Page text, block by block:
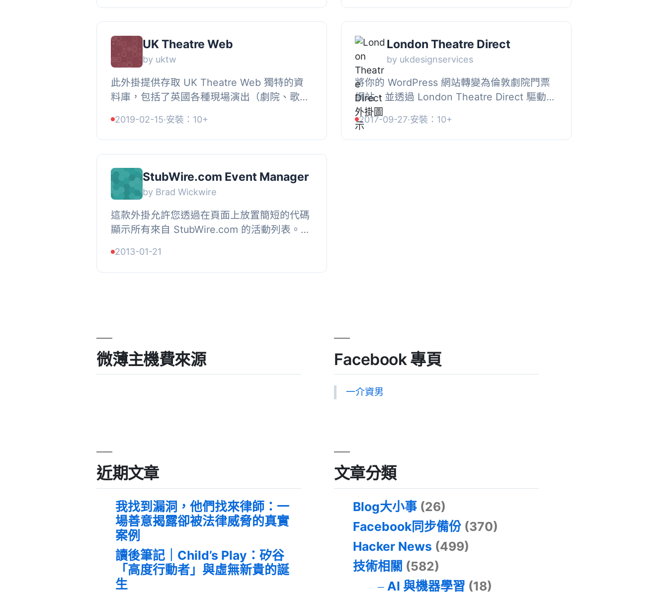
UK Theatre Web
by uktw
此外掛提供存取 UK Theatre Web 獨特的資
料庫，包括了英國各種現場演出（劇院、歌
資訊包含製作、演員和場地的詳細...
2019-02-15·安裝：10+
London Theatre Direct
by ukdesignservices
將你的 WordPress 網站轉變為倫敦劇院門票
網站，並透過 London Theatre Direct 驅動，
獲得佣金。, 該外掛可讓你快速從 London
Theatre Direct 匯入產品、場地...
2017-09-27·安裝：10+
StubWire.com Event Manager
by Brad Wickwire
這款外掛允許您透過在頁面上放置簡短的代碼
顯示所有來自 StubWire.com 的活動列表。您
多或更少詳細信息。一個“立即...
2013-01-21
微薄主機費來源 Facebook 專頁
一介資男
近期文章
我找到漏洞，他們找來律師：一
場善意揭露卻被法律威脅的真實
案例
讀後筆記｜Child’s Play：矽谷
「高度行動者」與虛無新貴的誕
生
文章分類
Blog大小事 (26)
Facebook同步備份 (370)
Hacker News (499)
技術相關 (582)
AI 與機器學習 (18)